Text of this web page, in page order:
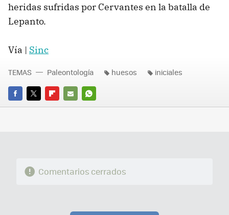
heridas sufridas por Cervantes en la batalla de
Lepanto.
Vía | Sinc
FACEBOOK
TWITTERFLIPBOARD
E-
WHATSAPP
TEMAS Paleontología huesos iniciales
Comentarios cerrados